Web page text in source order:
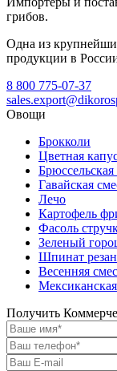
грибов.
Одна из
продукции в
8 800 775-07-37
Овощи
Брокколи
Цветная
Брюссельская
Гавайская
Лечо
Картофель
Фасоль
Зеленый
Шпинат
Весенняя
Получить